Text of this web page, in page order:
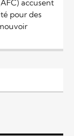
accusent
pour des